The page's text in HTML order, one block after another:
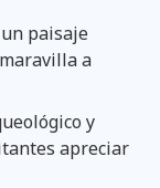
paisaje
a
y
apreciar